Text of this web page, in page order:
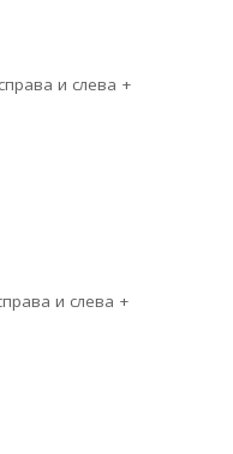
и слева +
и слева +